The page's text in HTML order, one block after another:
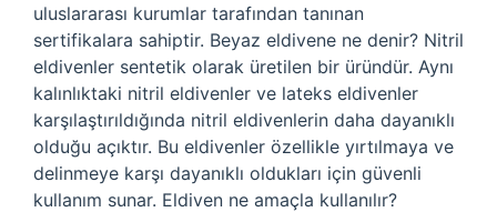
uluslararası kurumlar tarafından tanınan
sertifikalara sahiptir. Beyaz eldivene ne denir? Nitril
eldivenler sentetik olarak üretilen bir üründür. Aynı
kalınlıktaki nitril eldivenler ve lateks eldivenler
karşılaştırıldığında nitril eldivenlerin daha dayanıklı
olduğu açıktır. Bu eldivenler özellikle yırtılmaya ve
delinmeye karşı dayanıklı oldukları için güvenli
kullanım sunar. Eldiven ne amaçla kullanılır?